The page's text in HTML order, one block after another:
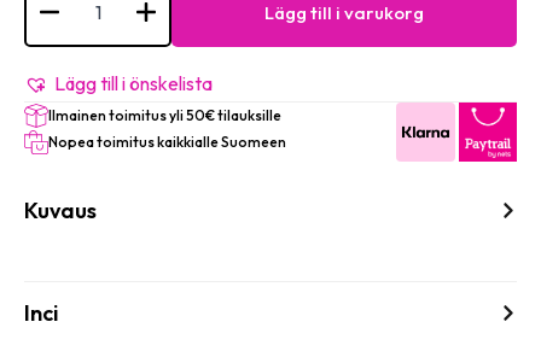
Inclined
professional
eyebrow
-
#
545
mängd
Lägg till i varukorg
Lägg till i önskelista
Ilmainen toimitus yli 50€ tilauksille
Nopea toimitus kaikkialle Suomeen
Kuvaus
Inci